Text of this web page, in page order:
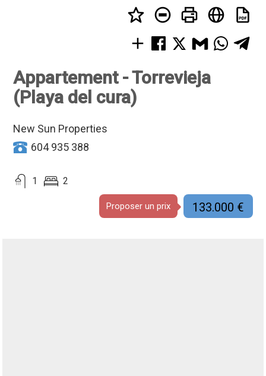
Appartement - Torrevieja
(Playa del cura)
New Sun Properties
604 935 388
1 2
Proposer un prix 133.000 €